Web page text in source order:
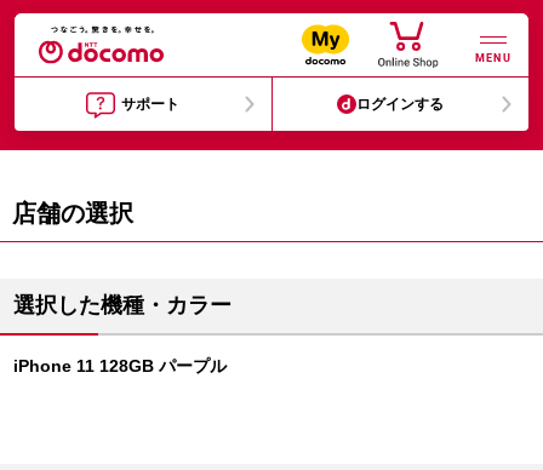
MENU
サポート ログインする
店舗の選択
選択した機種・カラー
iPhone 11 128GB パープル